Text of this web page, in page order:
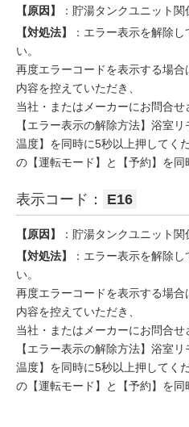
【原因】
：貯湯タンクユニット
【対処法】
：エラー表示を解除
い。
再度エラーコードを表示する場
内容を控えていただき、
当社・またはメーカーにお問合せ
【エラー表示の解除方法】浴室
温度】を同時に5秒以上押してく
の【運転モード】と【予約】を同
表示コード： E16
【原因】
：貯湯タンクユニット
【対処法】
：エラー表示を解除
い。
再度エラーコードを表示する場
内容を控えていただき、
当社・またはメーカーにお問合せ
【エラー表示の解除方法】浴室
温度】を同時に5秒以上押してく
の【運転モード】と【予約】を同